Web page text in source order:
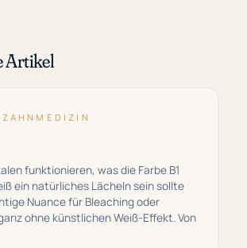
Artikel
funktionieren, was die Farbe B1
ein natürliches Lächeln sein sollte
Nuance für Bleaching oder
ohne künstlichen Weiß-Effekt. Von